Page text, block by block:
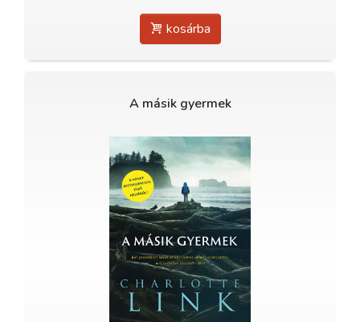
kosárba
A másik gyermek